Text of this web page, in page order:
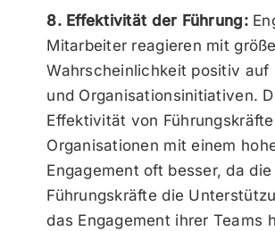
8. Effektivität der Führung:
Mitarbeiter reagieren mit
Wahrscheinlichkeit positiv auf
und Organisationsinitiativen.
Effektivität von
Organisationen mit einem
Engagement oft besser, da die
Führungskräfte die
das Engagement ihrer Teams